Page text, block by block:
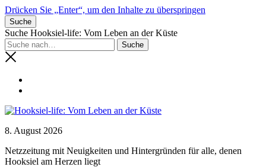
Drücken Sie „Enter“, um den Inhalte zu überspringen
Suche
Suche Hooksiel-life: Vom Leben an der Küste
8. August 2026
Netzzeitung mit Neuigkeiten und Hintergründen für alle, denen
Hooksiel am Herzen liegt